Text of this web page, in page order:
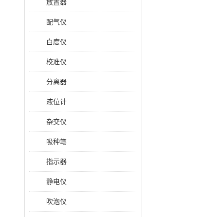
放置器
配气仪
白度仪
校准仪
分离器
液位计
杂交仪
吸种笔
指示器
静电仪
吹泡仪